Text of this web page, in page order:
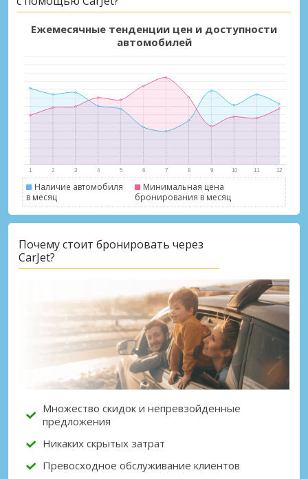
Ежемесячные тенденции цен и доступности
автомобилей
Наличие автомобиля
в месяц
Минимальная цена
бронирования в месяц
Почему стоит бронировать через
CarJet?
Множество скидок и непревзойденные
предложения
Никаких скрытых затрат
Превосходное обслуживание клиентов
Лучшие сбережения
Получите доступ к эксклюзивным
предложениям партнёров
Войти с помощью eLink